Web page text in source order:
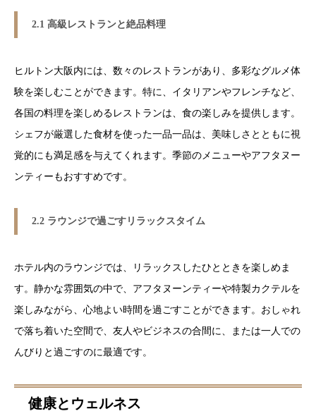
2.1 高級レストランと絶品料理
ヒルトン大阪内には、数々のレストランがあり、多彩なグルメ体
験を楽しむことができます。特に、イタリアンやフレンチなど、
各国の料理を楽しめるレストランは、食の楽しみを提供します。
シェフが厳選した食材を使った一品一品は、美味しさとともに視
覚的にも満足感を与えてくれます。季節のメニューやアフタヌー
ンティーもおすすめです。
2.2 ラウンジで過ごすリラックスタイム
ホテル内のラウンジでは、リラックスしたひとときを楽しめま
す。静かな雰囲気の中で、アフタヌーンティーや特製カクテルを
楽しみながら、心地よい時間を過ごすことができます。おしゃれ
で落ち着いた空間で、友人やビジネスの合間に、または一人での
んびりと過ごすのに最適です。
健康とウェルネス